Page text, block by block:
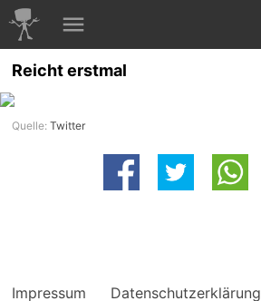
Reicht erstmal
Quelle:Twitter
Impressum Datenschutzerklärung